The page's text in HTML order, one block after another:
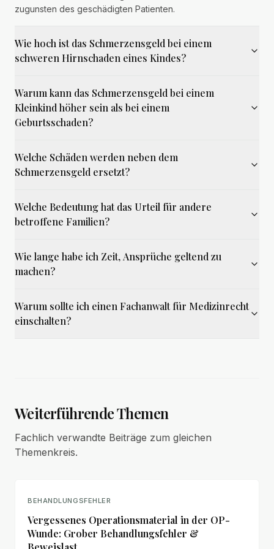
zugunsten des geschädigten Patienten.
Wie hoch ist das Schmerzensgeld bei einem
schweren Hirnschaden eines Kindes?
Warum kann das Schmerzensgeld bei einem
Kleinkind höher sein als bei einem
Geburtsschaden?
Welche Schäden werden neben dem
Schmerzensgeld ersetzt?
Welche Bedeutung hat das Urteil für andere
betroffene Familien?
Wie lange habe ich Zeit, Ansprüche geltend zu
machen?
Warum sollte ich einen Fachanwalt für Medizinrecht
einschalten?
Weiterführende Themen
Fachlich verwandte Beiträge zum gleichen
Themenkreis.
BEHANDLUNGSFEHLER
Vergessenes Operationsmaterial in der OP-
Wunde: Grober Behandlungsfehler &